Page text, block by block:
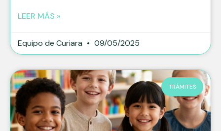
LEER MÁS »
Equipo de Curiara 09/05/2025
TRÁMITES